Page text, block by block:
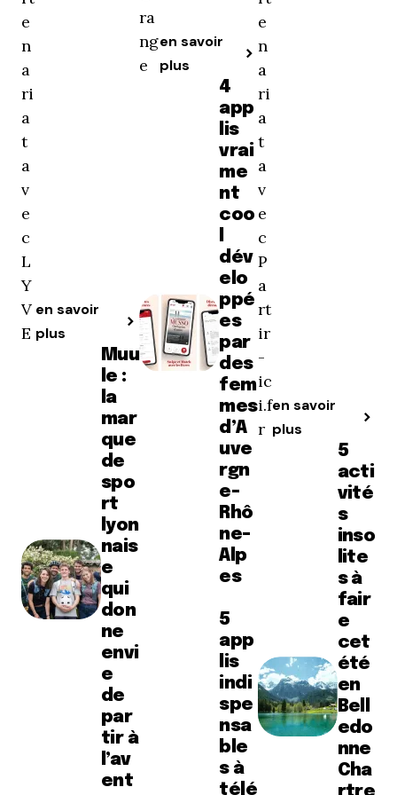
e
n
a
ri
a
t
a
v
e
c
L
Y
V
E
en savoir
plus
Muu
le :
la
mar
que
de
spo
rt
lyon
nais
e
qui
don
ne
envi
e
de
par
tir à
l’av
ent
ra
ng
e
en savoir
plus
4
app
lis
vrai
me
nt
coo
l
dév
elo
ppé
es
par
des
fem
mes
d’A
uve
rgn
e-
Rhô
ne-
Alp
es
5
app
lis
indi
spe
nsa
ble
s à
télé
e
n
a
ri
a
t
a
v
e
c
P
a
rt
ir
-
ic
i.f
r
en savoir
plus
5
acti
vité
s
inso
lite
s à
fair
e
cet
été
en
Bell
edo
nne
Cha